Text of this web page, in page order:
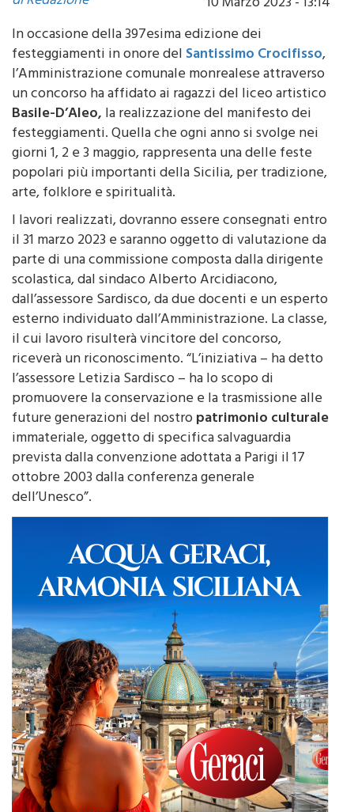
In occasione della 397esima edizione dei
festeggiamenti in onore delSantissimo Crocifisso
l’Amministrazione comunale monrealese attraverso
un concorso ha affidato ai ragazzi del liceo artistico
Basile-D’Aleo,la realizzazione del manifesto dei
festeggiamenti. Quella che ogni anno si svolge nei
giorni 1, 2 e 3 maggio, rappresenta una delle feste
popolari più importanti della Sicilia, per tradizione,
arte, folklore e spiritualità.
I lavori realizzati, dovranno essere consegnati entro
il 31 marzo 2023 e saranno oggetto di valutazione da
parte di una commissione composta dalla dirigente
scolastica, dal sindaco Alberto Arcidiacono,
dall’assessore Sardisco, da due docenti e un esperto
esterno individuato dall’Amministrazione. La classe,
il cui lavoro risulterà vincitore del concorso,
riceverà un riconoscimento. “L’iniziativa – ha detto
l’assessore Letizia Sardisco – ha lo scopo di
promuovere la conservazione e la trasmissione alle
future generazioni del nostropatrimonio culturale
immateriale, oggetto di specifica salvaguardia
prevista dalla convenzione adottata a Parigi il 17
ottobre 2003 dalla conferenza generale
dell’Unesco”.